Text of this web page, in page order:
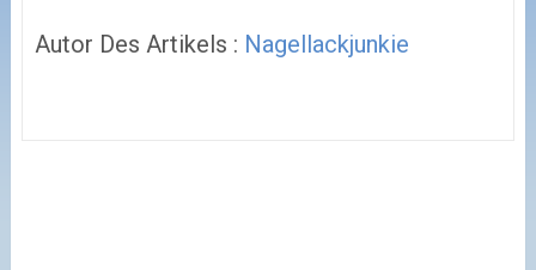
Autor Des Artikels : Nagellackjunkie